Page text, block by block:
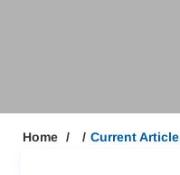
Home Current Article